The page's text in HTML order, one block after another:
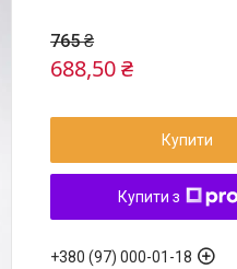
765 ₴
688,50 ₴
Купити
Купити з
+380 (97) 000-01-18